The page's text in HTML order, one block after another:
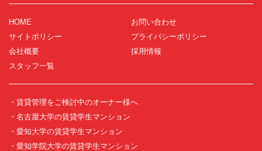
HOME
お問い合わせ
サイトポリシー
プライバシーポリシー
会社概要
採用情報
スタッフ一覧
・賃貸管理をご検討中のオーナー様へ
・名古屋大学の賃貸学生マンション
・愛知大学の賃貸学生マンション
・愛知学院大学の賃貸学生マンション